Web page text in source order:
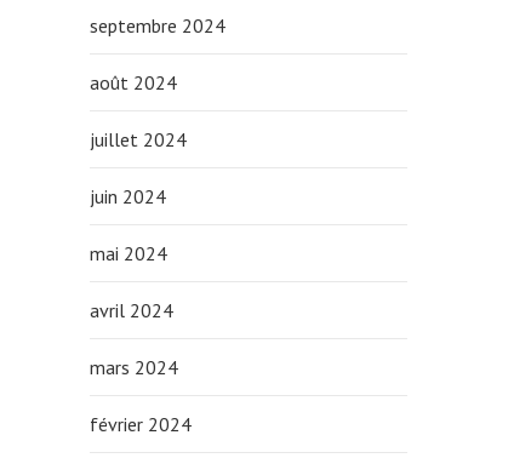
septembre 2024
août 2024
juillet 2024
juin 2024
mai 2024
avril 2024
mars 2024
février 2024